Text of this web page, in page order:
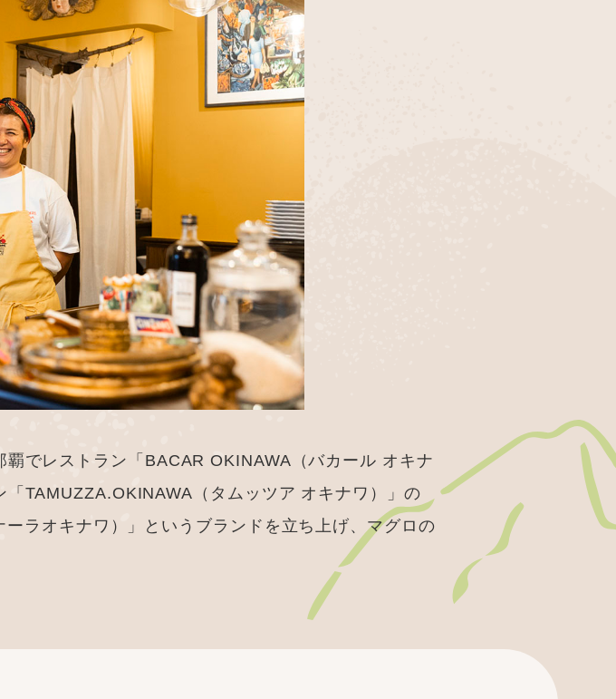
でレストラン「BACAR OKINAWA（バカール オキナ
TAMUZZA.OKINAWA（タムッツア オキナワ）」の
ラオキナワ）」というブランドを立ち上げ、マグロの